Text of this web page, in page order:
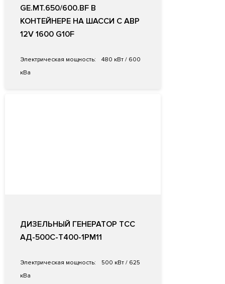
GE.MT.650/600.BF В
КОНТЕЙНЕРЕ НА ШАССИ С АВР
12V 1600 G10F
Электрическая мощность:
480 кВт / 600
кВа
ДИЗЕЛЬНЫЙ ГЕНЕРАТОР ТСС
АД-500С-Т400-1РМ11
Электрическая мощность:
500 кВт / 625
кВа